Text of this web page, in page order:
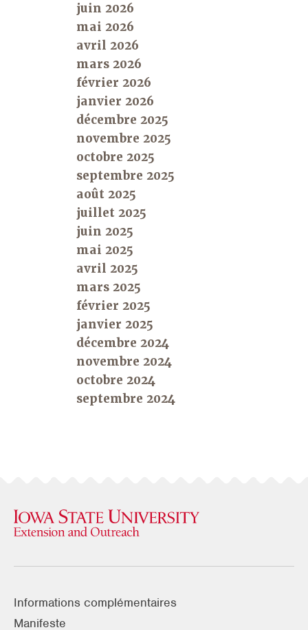
juin 2026
mai 2026
avril 2026
mars 2026
février 2026
janvier 2026
décembre 2025
novembre 2025
octobre 2025
septembre 2025
août 2025
juillet 2025
juin 2025
mai 2025
avril 2025
mars 2025
février 2025
janvier 2025
décembre 2024
novembre 2024
octobre 2024
septembre 2024
Informations complémentaires
Manifeste